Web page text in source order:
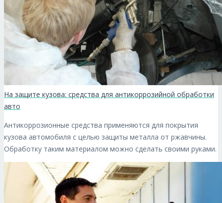
На защите кузова: средства для антикоррозийной обработки
авто
Антикоррозионные средства применяются для покрытия
кузова автомобиля с целью защиты металла от ржавчины.
Обработку таким материалом можно сделать своими руками.